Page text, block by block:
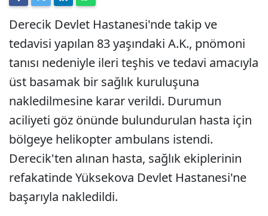
Derecik Devlet Hastanesi'nde takip ve
tedavisi yapılan 83 yaşındaki A.K., pnömoni
tanısı nedeniyle ileri teşhis ve tedavi amacıyla
üst basamak bir sağlık kuruluşuna
nakledilmesine karar verildi. Durumun
aciliyeti göz önünde bulundurulan hasta için
bölgeye helikopter ambulans istendi.
Derecik'ten alınan hasta, sağlık ekiplerinin
refakatinde Yüksekova Devlet Hastanesi'ne
başarıyla nakledildi.